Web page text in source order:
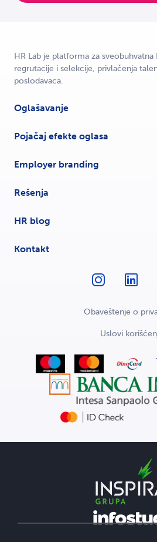
HR Lab je platforma za sveobuhvatna
regrutacije i selekcije, privlačenja
poslodavaca.
Oglašavanje
Pojačaj efekte oglasa
Employer branding
Rešenja
HR blog
Kontakt
Obaveštenje o
Uslovi